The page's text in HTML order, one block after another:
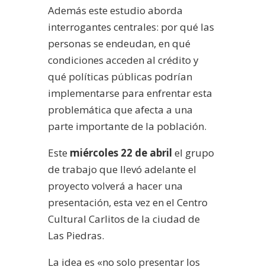
Además este estudio aborda
interrogantes centrales: por qué las
personas se endeudan, en qué
condiciones acceden al crédito y
qué políticas públicas podrían
implementarse para enfrentar esta
problemática que afecta a una
parte importante de la población.
Este miércoles 22 de abril el grupo
de trabajo que llevó adelante el
proyecto volverá a hacer una
presentación, esta vez en el Centro
Cultural Carlitos de la ciudad de
Las Piedras.
La idea es «no solo presentar los